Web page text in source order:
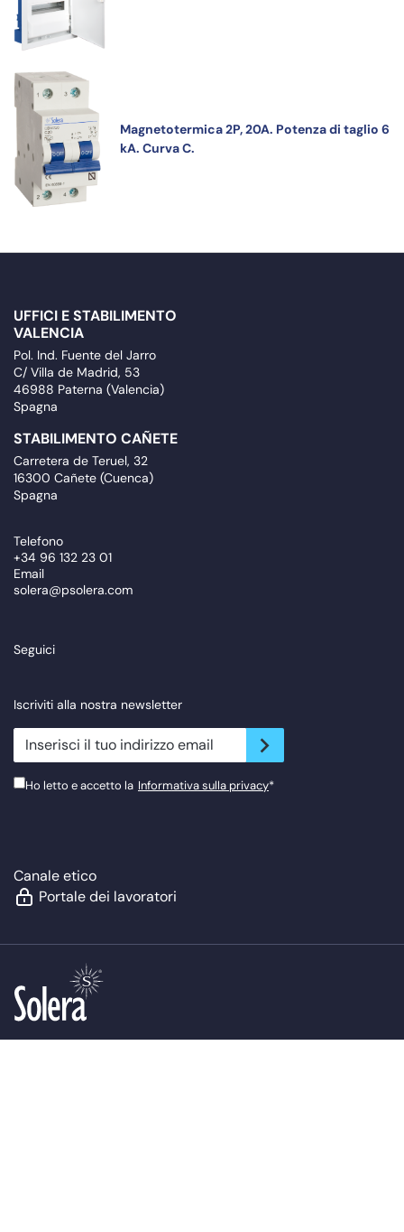
Magnetotermica 2P, 20A. Potenza di taglio 6
kA. Curva C.
UFFICI E STABILIMENTO
VALENCIA
Pol. Ind. Fuente del Jarro
C/ Villa de Madrid, 53
46988 Paterna (Valencia)
Spagna
STABILIMENTO CAÑETE
Carretera de Teruel, 32
16300 Cañete (Cuenca)
Spagna
Telefono
+34 96 132 23 01
Email
solera@psolera.com
Seguici
Iscriviti alla nostra newsletter
newsletter.suscribe
Ho letto e accetto la Informativa sulla privacy*
Canale etico
Portale dei lavoratori